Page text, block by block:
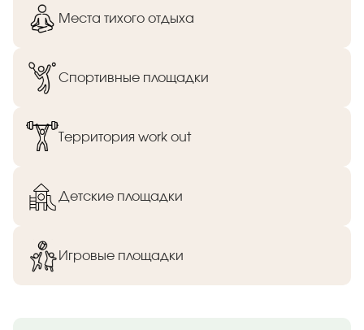
Места тихого отдыха
Спортивные площадки
Территория work out
Детские площадки
Игровые площадки